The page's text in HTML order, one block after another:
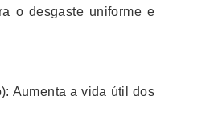
o desgaste uniforme e
Aumenta a vida útil dos